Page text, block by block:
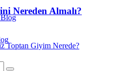
Nereden Almalı?